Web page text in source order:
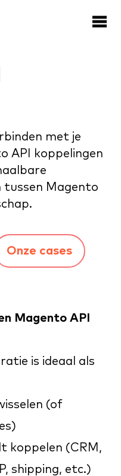
met je
API koppelingen
tussen Magento
Onze cases
Magento API
is ideaal als
(of
koppelen (CRM,
shipping, etc.)